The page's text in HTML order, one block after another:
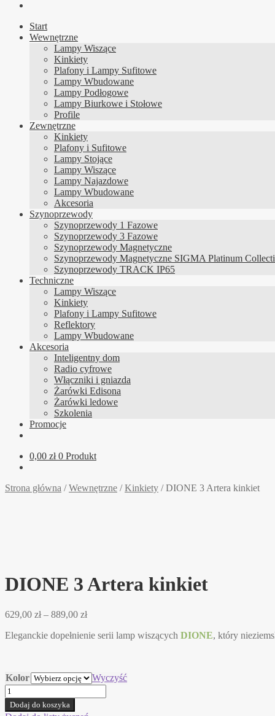
Start
Wewnętrzne
Lampy Wiszące
Kinkiety
Plafony i Lampy Sufitowe
Lampy Wbudowane
Lampy Podłogowe
Lampy Biurkowe i Stołowe
Profile
Zewnętrzne
Kinkiety
Plafony i Sufitowe
Lampy Stojące
Lampy Wiszące
Lampy Najazdowe
Lampy Wbudowane
Akcesoria
Szynoprzewody
Szynoprzewody 1 Fazowe
Szynoprzewody 3 Fazowe
Szynoprzewody Magnetyczne
Szynoprzewody Magnetyczne SIGMA Platinum
Szynoprzewody TRACK IP65
Techniczne
Lampy Wiszące
Kinkiety
Plafony i Lampy Sufitowe
Reflektory
Lampy Wbudowane
Akcesoria
Inteligentny dom
Radio cyfrowe
Włączniki i gniazda
Żarówki Edisona
Żarówki ledowe
Szkolenia
Promocje
0,00 zł 0 Produkt
Strona główna /Wewnętrzne /Kinkiety /DIONE 3 Artera kinkiet
DIONE 3 Artera kinkiet
629,00 zł – 889,00 złZakres
od
Eleganckie dopełnienie serii lamp wiszących DIONE, który
Kolor
Wyczyść
ilość
DIONE
3
Dodaj do koszyka